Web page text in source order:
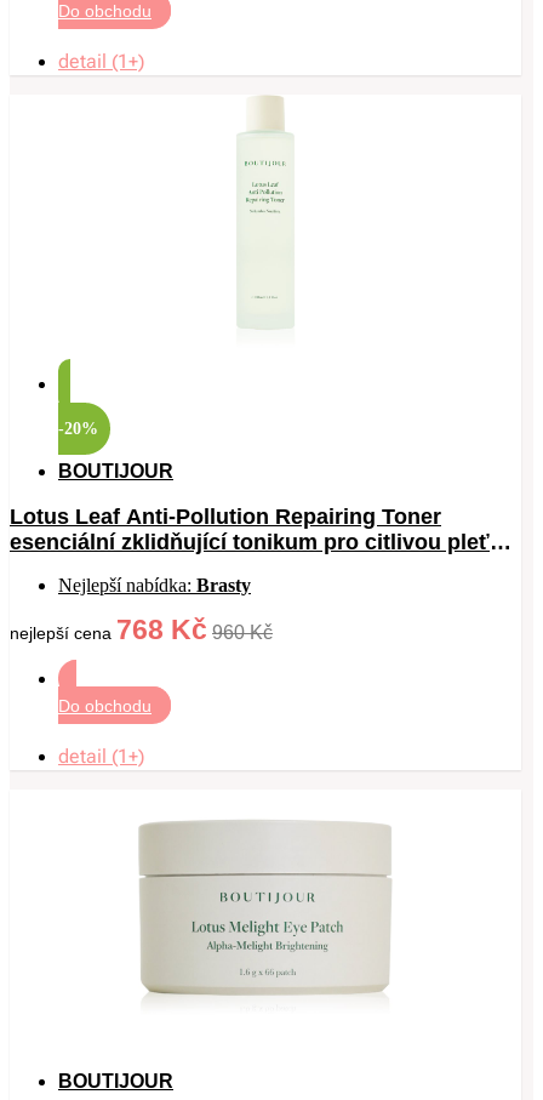
Do obchodu
detail (1+)
-20%
BOUTIJOUR
Lotus Leaf Anti-Pollution Repairing Toner
esenciální zklidňující tonikum pro citlivou pleť
Nejlepší nabídka: Brasty
nejlepší cena 768 Kč 960 Kč
Do obchodu
detail (1+)
BOUTIJOUR